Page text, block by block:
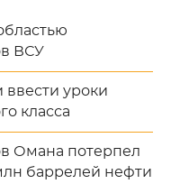
ВСУ
уроки
класса
Омана потерпел
баррелей нефти